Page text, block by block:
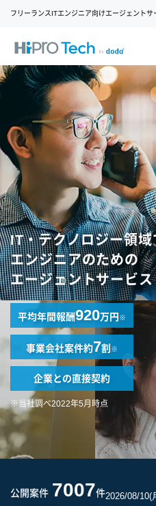
フリーランスITエンジニア向けエージェントサ
IT・テクノロジー領
エンジニアのための
エージェントサービス
平均年間報酬920万円※
事業会社案件約7割※
企業との直接契約
※当社調べ2022年5月時点
公開案件 7007件2026/08/10(